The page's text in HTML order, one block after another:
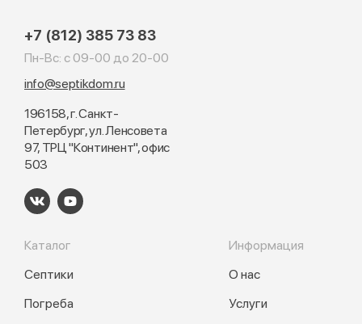
+7 (812) 385 73 83
Пн-Вс: с 09-00 до 20-00
info@septikdom.ru
196158, г. Санкт-
Петербург, ул. Ленсовета
97, ТРЦ "Континент", офис
503
Каталог
Септики
Погреба
Информация
О нас
Услуги